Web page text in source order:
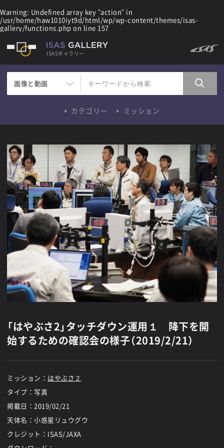
Warning: Undefined array key "action" in
/usr/home/haw1010iyt9d/html/wp/wp-content/themes/isas-
gallery/functions.php on line 157
ISASギャラリー
画像と動画
カテゴリー ミッション
「はやぶさ2」タッチダウン運用１ 降下を開
始するための確認会の様子（2019/2/21）
ミッション： はやぶさ２
タイプ：写真
掲載日： 2019/02/21
天体名：小惑星リュウグウ
クレジット：ISAS/JAXA